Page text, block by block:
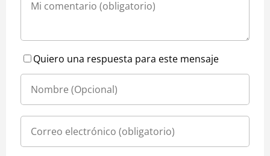
Quiero una respuesta para este mensaje